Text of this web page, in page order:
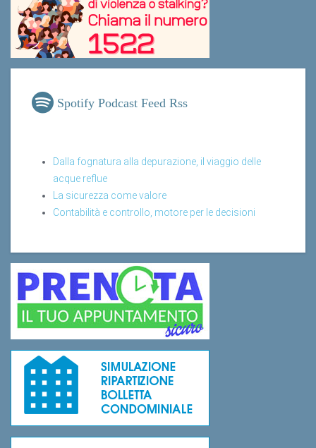
Spotify Podcast Feed Rss
Dalla fognatura alla depurazione, il viaggio delle
acque reflue
La sicurezza come valore
Contabilità e controllo, motore per le decisioni